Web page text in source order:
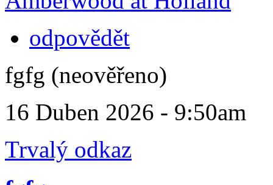
odpovědět
fgfg (neověřeno)
16 Duben 2026 - 9:50am
Trvalý odkaz